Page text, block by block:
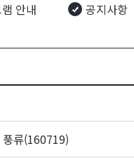
안내 공지사항
류(160719)